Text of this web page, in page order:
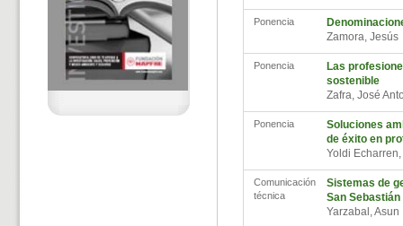
Ponencia
Zamora, Jesús
Ponencia
Las
sostenible
Zafra, José
Ponencia
Soluciones
de éxito en
Yoldi
Comunicación
técnica
Sistemas de
San Sebastián
Yarzabal,